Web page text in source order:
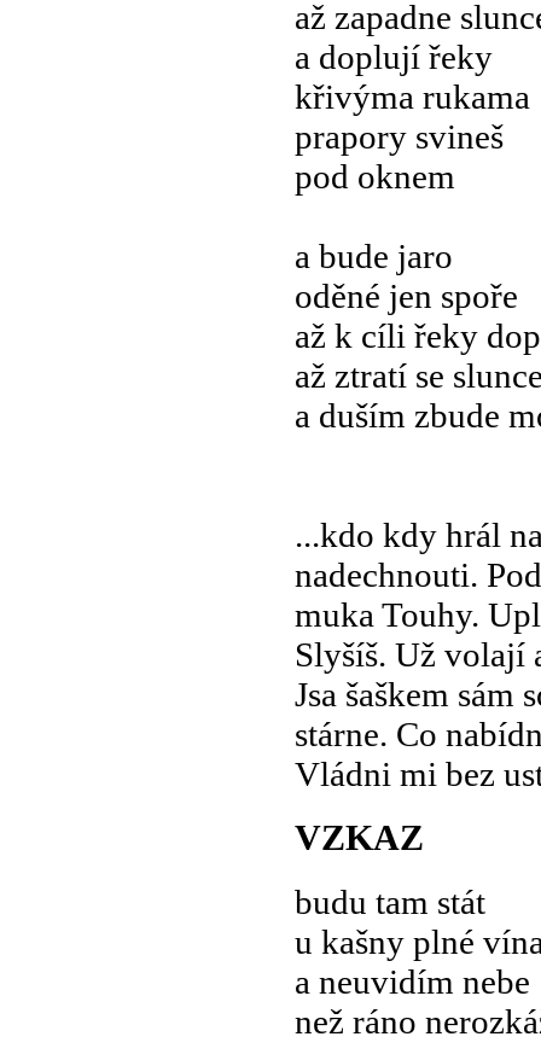
až zapadne
a doplují řeky
křivýma rukama
prapory svineš
pod oknem
a bude jaro
oděné jen spoře
až k cíli řeky
až ztratí se
a duším zbude
...kdo kdy hrál
nadechnouti.
muka Touhy.
Slyšíš. Už volají
Jsa šaškem sám
stárne. Co
Vládni mi bez
VZKAZ
budu tam stát
u kašny plné
a neuvidím nebe
než ráno